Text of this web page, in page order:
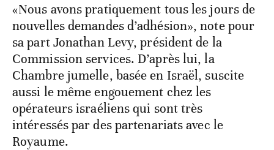
«Nous avons pratiquement tous les jours de
nouvelles demandes d’adhésion», note pour
sa part Jonathan Levy, président de la
Commission services. D’après lui, la
Chambre jumelle, basée en Israël, suscite
aussi le même engouement chez les
opérateurs israéliens qui sont très
intéressés par des partenariats avec le
Royaume.